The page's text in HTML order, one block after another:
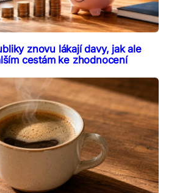
znovu lákají davy, jak ale
cestám ke zhodnocení